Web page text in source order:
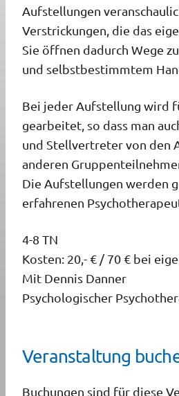
Aufstellungen
Verstrickungen, die das
Sie öffnen dadurch Wege
und selbstbestimmtem
Bei jeder Aufstellung wird
gearbeitet, so dass man
und Stellvertreter von den
anderen
Die Aufstellungen werden
erfahrenen
4-8 TN
Kosten: 20,- € / 70 € bei
Mit Dennis Danner
Psychologischer
Veranstaltung
Buchungen sind für diese